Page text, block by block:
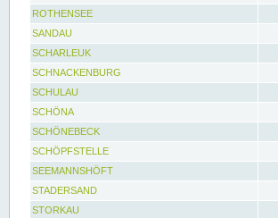
ROTHENSEE
SANDAU
SCHARLEUK
SCHNACKENBURG
SCHULAU
SCHÖNA
SCHÖNEBECK
SCHÖPFSTELLE
SEEMANNSHÖFT
STADERSAND
STORKAU